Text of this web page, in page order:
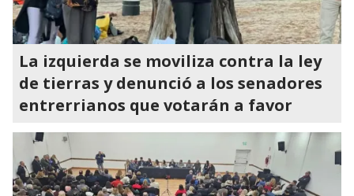
La izquierda se moviliza contra la ley
de tierras y denunció a los senadores
entrerrianos que votarán a favor